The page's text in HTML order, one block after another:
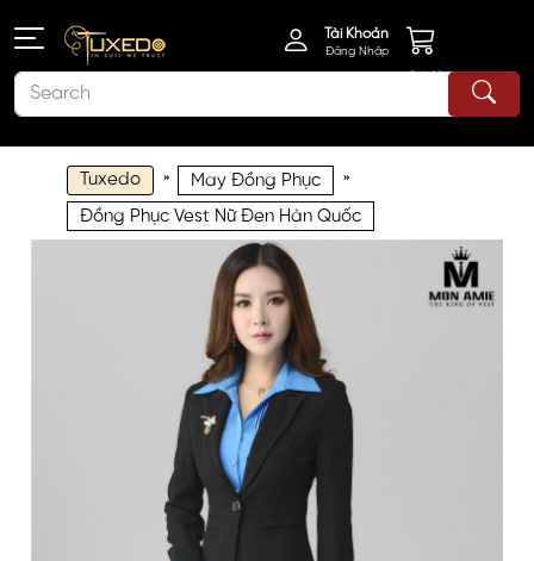
Tài Khoản
Đăng Nhập
Giỏ Hàng
Tuxedo » May Đồng Phục »
Đồng Phục Vest Nữ Đen Hàn Quốc